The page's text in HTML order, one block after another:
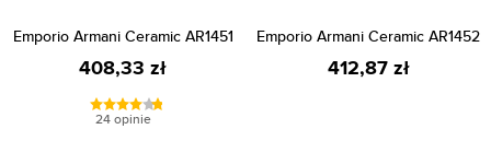
Emporio Armani Ceramic AR1451
408,33 zł
24 opinie
Emporio Armani Ceramic AR1452
412,87 zł